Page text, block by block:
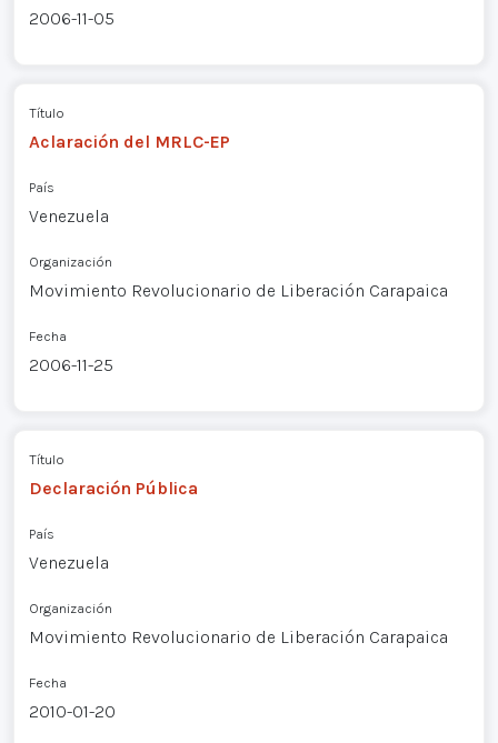
2006-11-05
Título
Aclaración del MRLC-EP
País
Venezuela
Organización
Movimiento Revolucionario de Liberación Carapaica
Fecha
2006-11-25
Título
Declaración Pública
País
Venezuela
Organización
Movimiento Revolucionario de Liberación Carapaica
Fecha
2010-01-20